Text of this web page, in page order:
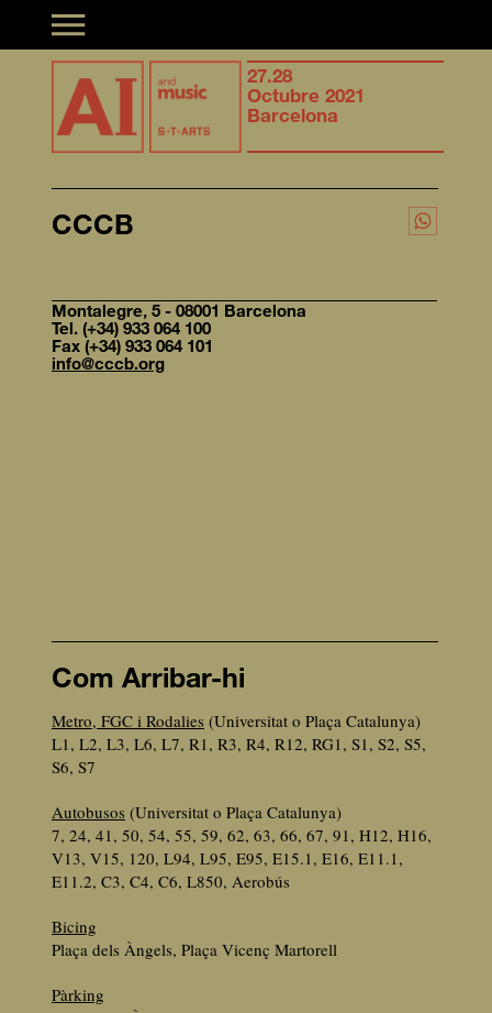
Toggle navigation
of
creation &
Intelligence
Octubre 2021
Barcelona
CCCB
Montalegre, 5 - 08001 Barcelona
Tel. (+34) 933 064 100
Fax (+34) 933 064 101
info@cccb.org
Com Arribar-hi
Metro, FGC i Rodalies (Universitat o Plaça Catalunya)
L1, L2, L3, L6, L7, R1, R3, R4, R12, RG1, S1, S2, S5,
S6, S7
Autobusos (Universitat o Plaça Catalunya)
7, 24, 41, 50, 54, 55, 59, 62, 63, 66, 67, 91, H12, H16,
V13, V15, 120, L94, L95, E95, E15.1, E16, E11.1,
E11.2, C3, C4, C6, L850, Aerobús
Bicing
Plaça dels Àngels, Plaça Vicenç Martorell
Pàrking